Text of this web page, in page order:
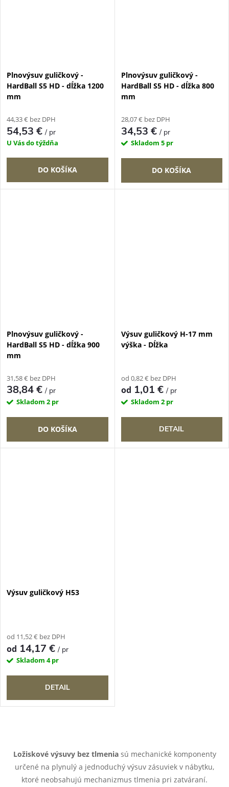
Plnovýsuv guličkový -
HardBall S5 HD - dĺžka 1200
mm
44,33 € bez DPH
54,53 €/ pr
U Vás do týždňa
DO KOŠÍKA
Plnovýsuv guličkový -
HardBall S5 HD - dĺžka 800
mm
28,07 € bez DPH
34,53 €/ pr
Skladom 5 pr
DO KOŠÍKA
Plnovýsuv guličkový -
HardBall S5 HD - dĺžka 900
mm
31,58 € bez DPH
38,84 €/ pr
Skladom 2 pr
DO KOŠÍKA
Výsuv guličkový H-17 mm
výška - Dĺžka
od 0,82 € bez DPH
od 1,01 €/ pr
Skladom 2 pr
DETAIL
Výsuv guličkový H53
od 11,52 € bez DPH
od 14,17 €/ pr
Skladom 4 pr
DETAIL
Ložiskové výsuvy bez tlmeniasú mechanické komponenty
určené na plynulý a jednoduchý výsuv zásuviek v nábytku,
ktoré neobsahujú mechanizmus tlmenia pri zatváraní.